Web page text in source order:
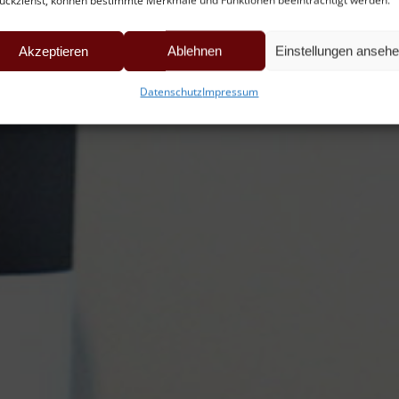
Akzeptieren Ablehnen Einstellungen
DatenschutzImpressum